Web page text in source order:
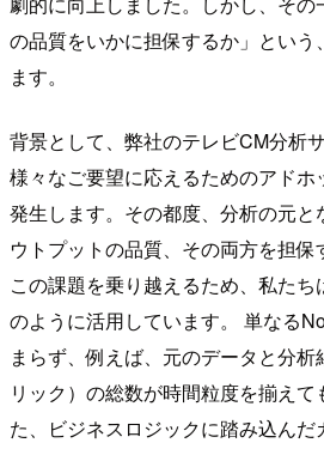
の品質をいかに担保するか」とい
ます。
背景として、弊社のテレビCM分析
様々なご要望に応えるためのアドホ
発生します。その都度、分析の元
ウトプットの品質、その両方を担保
この課題を乗り越えるため、私たち
のように活用しています。 単なる
まらず、例えば、元のデータと分析
リック）の総数が時間粒度を揃え
た、ビジネスロジックに踏み込ん